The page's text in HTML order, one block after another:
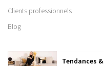
Clients professionnels
Blog
Tendances &